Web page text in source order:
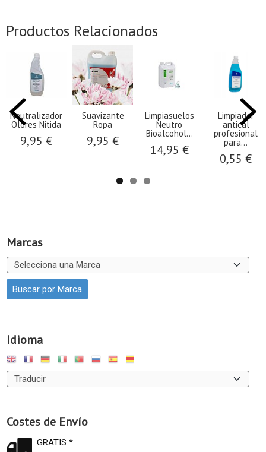
Marcas
Idioma
Costes de Envío
GRATIS *
Productos Relacionados
Neutralizador
Olores Nitida
9,95 €
Suavizante
Ropa
9,95 €
Limpiasuelos
Neutro
Bioalcohol...
14,95 €
Limpiador
antical
profesional
para...
0,55 €